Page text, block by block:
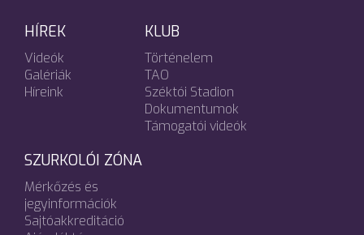
HÍREK
Videók
Galériák
Híreink
KLUB
Történelem
TAO
Széktói Stadion
Dokumentumok
Támogatói videók
SZURKOLÓI ZÓNA
Mérkőzés és
jegyinformációk
Sajtóakkreditáció